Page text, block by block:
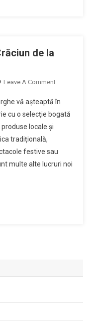
de la
Leave A CommentOn
Începe
Târgul
De
La
vă aşteaptă în
cu o selecție bogată
locale și
tradițională,
festive sau
multe alte lucruri noi